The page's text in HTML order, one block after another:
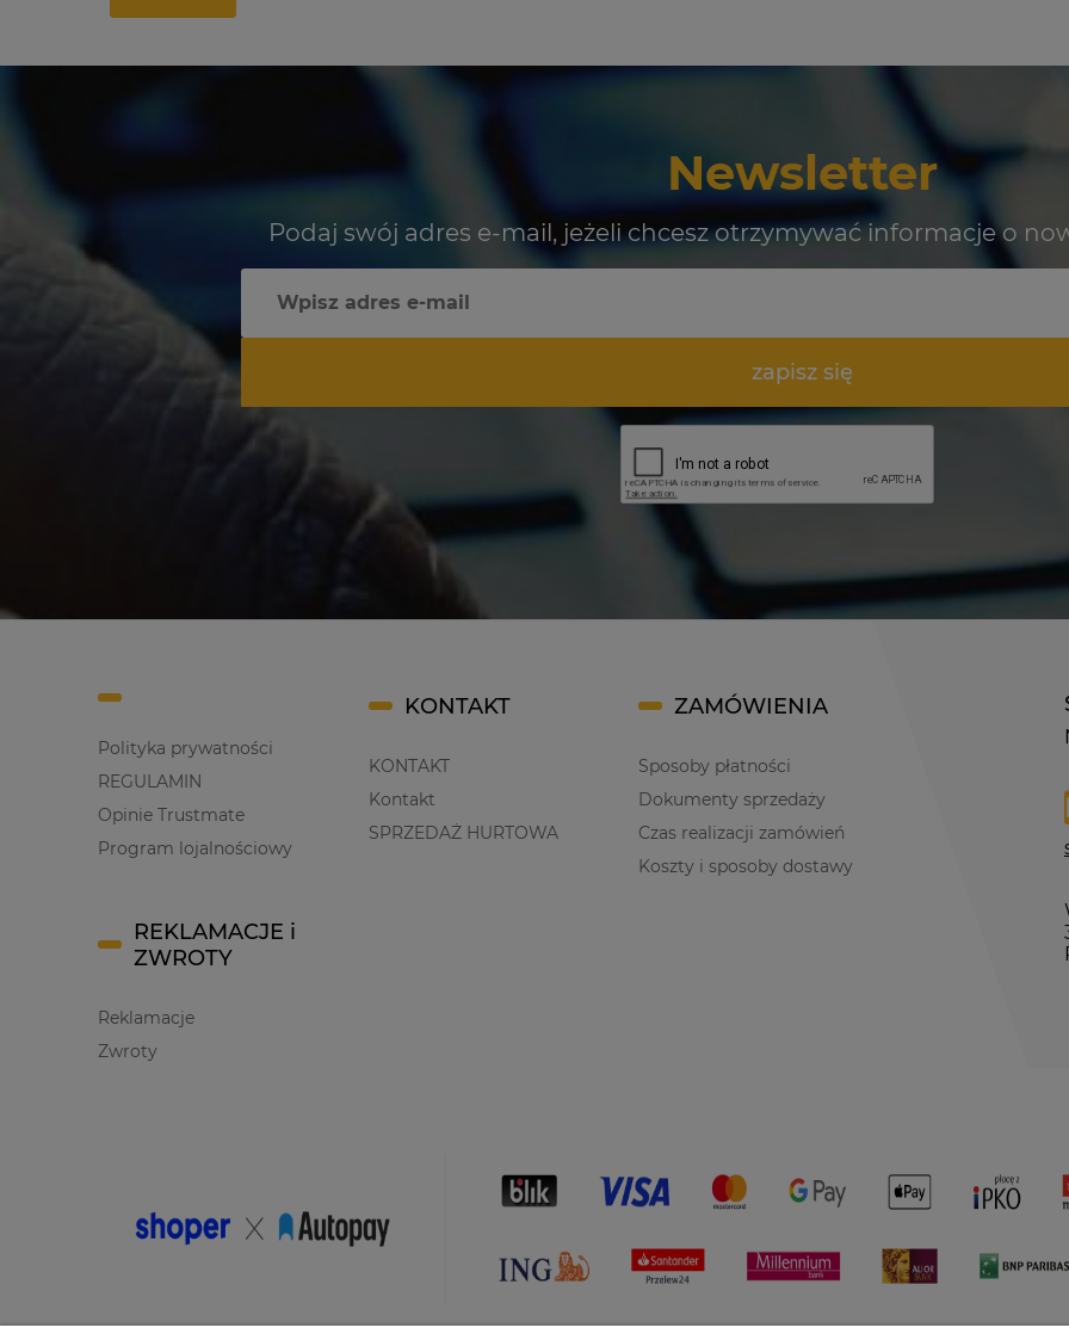
Newsletter
Podaj swój adres e-mail, jeżeli chcesz otrzymywać informacje o
zapisz się
Polityka prywatności
REGULAMIN
Opinie Trustmate
Program lojalnościowy
KONTAKT
KONTAKT
Kontakt
SPRZEDAŻ HURTOWA
ZAMÓWIENIA
Sposoby płatności
Dokumenty sprzedaży
Czas realizacji zamówień
Koszty i sposoby dostawy
REKLAMACJE i
ZWROTY
Reklamacje
Zwroty